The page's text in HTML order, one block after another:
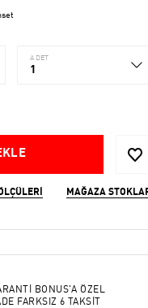
ADET
1
MAĞAZA
BONUS'A ÖZEL
FARKSIZ 6 TAKSİT